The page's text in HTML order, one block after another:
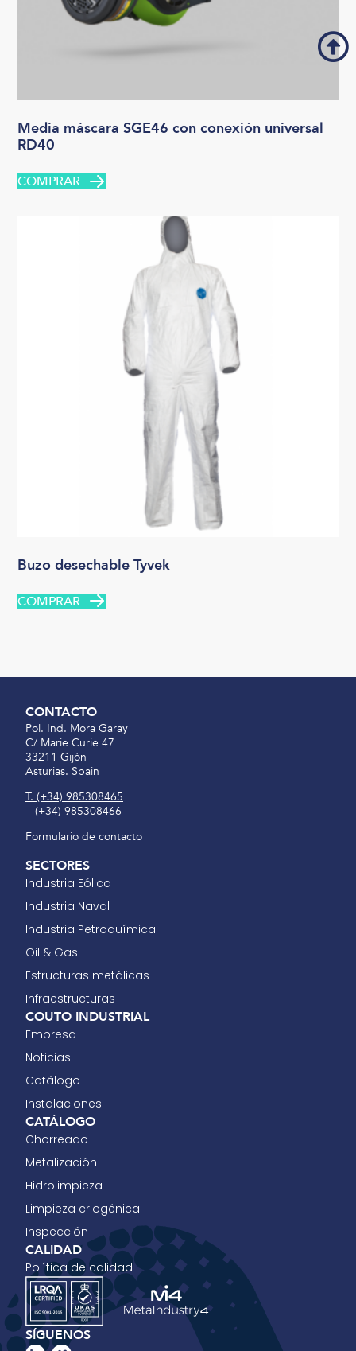
Media máscara SGE46 con conexión universal
RD40
COMPRAR
Buzo desechable Tyvek
COMPRAR
CONTACTO
Pol. Ind. Mora Garay
C/ Marie Curie 47
33211 Gijón
Asturias. Spain
(+34) 985308465
(+34) 985308466
Formulario de contacto
SECTORES
Industria Eólica
Industria Naval
Industria Petroquímica
Oil & Gas
Estructuras metálicas
Infraestructuras
COUTO INDUSTRIAL
Empresa
Noticias
Catálogo
Instalaciones
CATÁLOGO
Chorreado
Metalización
Hidrolimpieza
Limpieza criogénica
Inspección
CALIDAD
Política de calidad
SÍGUENOS